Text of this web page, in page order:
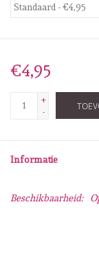
Lint
schudmateriaal
Lesia Zgharda
€4,95
+
-
Informatie
Beschikbaarheid: